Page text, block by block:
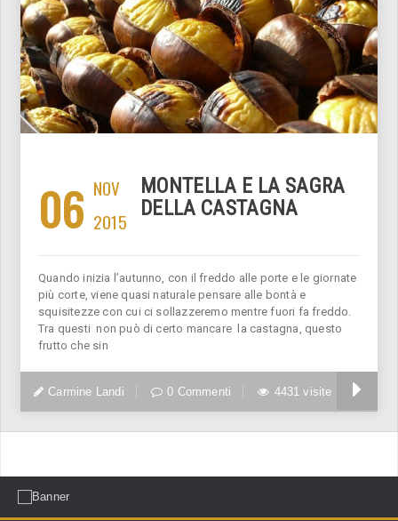
06 NOV
2015
MONTELLA E LA SAGRA
DELLA CASTAGNA
Quando inizia l’autunno, con il freddo alle porte e le giornate
più corte, viene quasi naturale pensare alle bontà e
squisitezze con cui ci sollazzeremo mentre fuori fa freddo.
Tra questi non può di certo mancare la castagna, questo
frutto che sin
Carmine Landi 0 Commenti 4431 visite